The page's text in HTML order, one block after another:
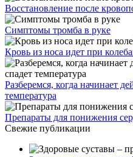
Восстановление после
Симптомы тромба в руке
Кровь из носа идет при
Разберемся, когда начинает
температура
Препараты для понижения
Свежие публикации